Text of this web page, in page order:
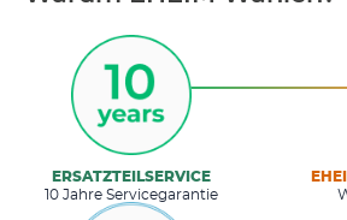
ERSATZTEILSERVICE
10 Jahre Servicegarantie